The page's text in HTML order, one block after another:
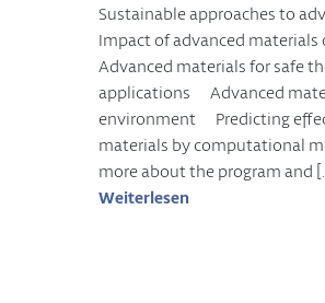
Sustainable approaches to
Impact of advanced
Advanced materials for safe
applications Advanced
environment Predicting
materials by computational
more about the program and
Weiterlesen